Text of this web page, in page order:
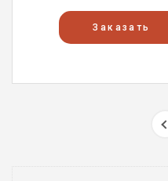
Заказать